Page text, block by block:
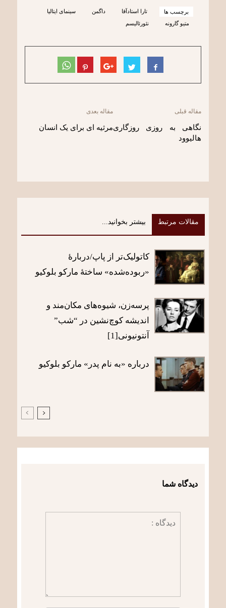
برچسب ها تارا استادآقا داگمن
سینمای ایتالیا
متیو گارونه
نئورئالیسم
مقاله قبلی
نگاهی به روزی روزگاری
هالیوود
مقاله بعدی
مرثیه ای برای یک انسان
مقالات مرتبط بیشتر بخوانید...
کاتولیک‌تر از پاپ/دربارۀ
«ربوده‌شده» ساختۀ مارکو بلوکیو
پرسه‌زن، شیوه‌های مکان‌مند و
اندیشه کوچ‌نشین در “شب”
آنتونیونی[1]
درباره «به نام پدر» مارکو بلوکیو
دیدگاه شما